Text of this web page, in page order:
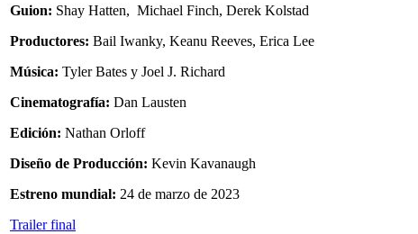
Guion: Shay Hatten, Michael Finch, Derek Kolstad
Productores: Bail Iwanky, Keanu Reeves, Erica Lee
Música: Tyler Bates y Joel J. Richard
Cinematografía: Dan Lausten
Edición: Nathan Orloff
Diseño de Producción: Kevin Kavanaugh
Estreno mundial: 24 de marzo de 2023
Trailer final